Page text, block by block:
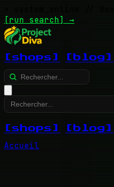
//
[run search] →
[shops] [blog]
[shops] [blog]
Accueil